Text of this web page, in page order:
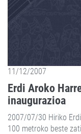
11/12/2007
Erdi Aroko
inaugurazioa
2007/07/30 Hiriko
100 metroko beste